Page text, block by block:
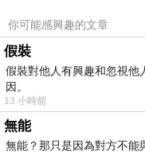
韓國美女的民俗
也可以拿著鼓在
好古錐的熊貓呀
你可能感興趣的文章
假裝
假裝對他人有興趣和忽視他
因。
13 小時前
無能
無能？那只是因為對方不能